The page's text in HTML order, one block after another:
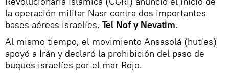
la operación militar Nasr contra dos importantes
bases aéreas israelíes, Tel Nof y Nevatim.
Al mismo tiempo, el movimiento Ansasolá (hutíes)
apoyó a Irán y declaró la prohibición del paso de
buques israelíes por el mar Rojo.